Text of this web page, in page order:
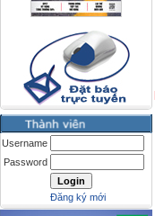
Username
Password
Đăng ký mới